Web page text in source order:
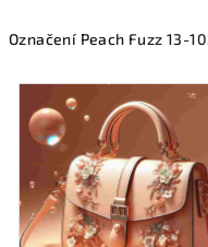
Označení Peach Fuzz 13-